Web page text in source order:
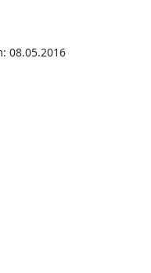
08.05.2016